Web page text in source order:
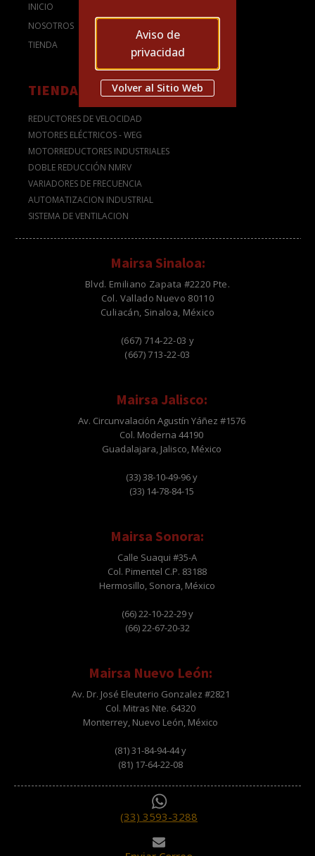
Aviso de
privacidad
Volver al Sitio Web
INICIO
NOSOTROS
TIENDA
TIENDA
REDUCTORES DE VELOCIDAD
MOTORES ELÉCTRICOS - WEG
MOTORREDUCTORES INDUSTRIALES
DOBLE REDUCCIÓN NMRV
VARIADORES DE FRECUENCIA
AUTOMATIZACION INDUSTRIAL
SISTEMA DE VENTILACION
Mairsa Sinaloa:
Blvd. Emiliano Zapata #2220 Pte.
Col. Vallado Nuevo 80110
Culiacán, Sinaloa, México
(667) 714-22-03 y
(667) 713-22-03
Mairsa Jalisco:
Av. Circunvalación Agustín Yáñez #1576
Col. Moderna 44190
Guadalajara, Jalisco, México
(33) 38-10-49-96 y
(33) 14-78-84-15
Mairsa Sonora:
Calle Suaqui #35-A
Col. Pimentel C.P. 83188
Hermosillo, Sonora, México
(66) 22-10-22-29 y
(66) 22-67-20-32
Mairsa Nuevo León:
Av. Dr. José Eleuterio Gonzalez #2821
Col. Mitras Nte. 64320
Monterrey, Nuevo León, México
(81) 31-84-94-44 y
(81) 17-64-22-08
(33) 3593-3288